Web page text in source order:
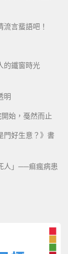
言蜚語吧！
的鐵窗時光
明
始，戞然而止
門好生意？》書
人」──痲瘋病患